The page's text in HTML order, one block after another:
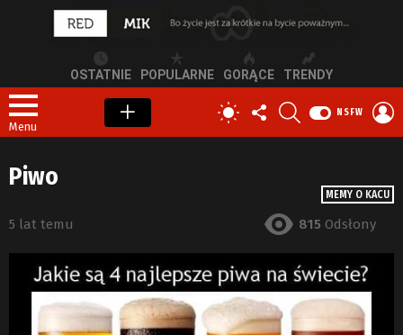
OSTATNIE POPULARNE GORĄCE TRENDY
Menu
PRZEŁĄCZ
SKÓRKĘ
OBSERWUJ
NAS
NSFW
MEMY O KACU
Piwo
5 lat temu 815 Odsłony